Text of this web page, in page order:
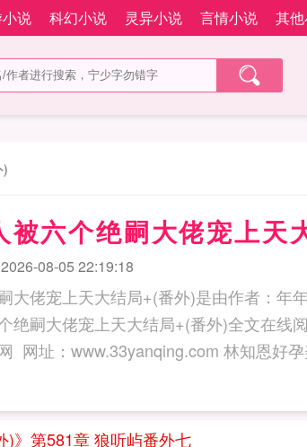
说 科幻小说 灵异小说 言情小说 其
)
被六个绝嗣大佬宠上天
08-05 22:19:18
大佬宠上天大结局+(番外)是由作者：年
绝嗣大佬宠上天大结局+(番外)全文在线阅
林知恩好孕美人被六个绝嗣大佬宠上天
)》第581章 狼听屿番外七